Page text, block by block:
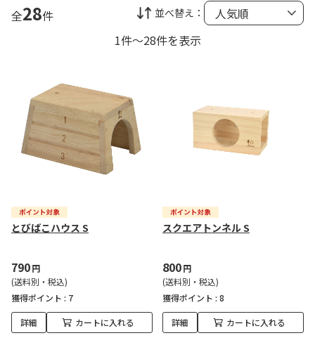
全28件 並べ替え：
1件～28件を表示
とびばこハウス S
790円
(送料別・税込)
獲得ポイント : 7
詳細 カートに入れる
スクエアトンネル S
800円
(送料別・税込)
獲得ポイント : 8
詳細 カートに入れる